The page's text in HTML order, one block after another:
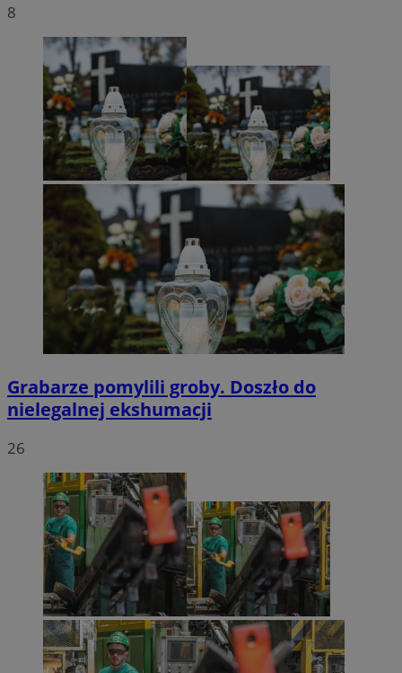
8
Grabarze pomylili groby. Doszło do
nielegalnej ekshumacji
26